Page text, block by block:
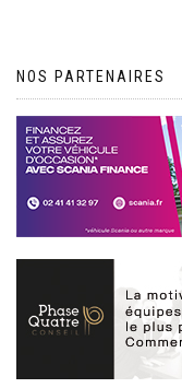
NOS PARTENAIRES